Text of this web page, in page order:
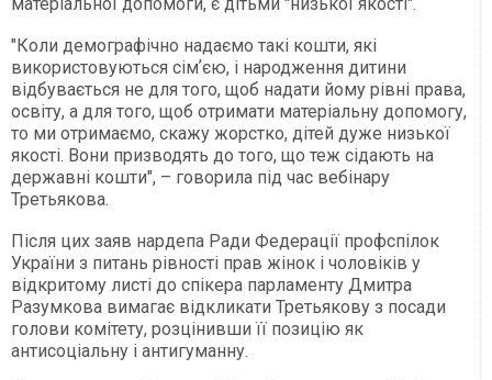
"Коли демографічно надаємо такі кошти, які
використовуються сімʼєю, і народження дитини
відбувається не для того, щоб надати йому рівні права,
освіту, а для того, щоб отримати матеріальну допомогу,
то ми отримаємо, скажу жорстко, дітей дуже низької
якості. Вони призводять до того, що теж сідають на
державні кошти", – говорила під час вебінару
Третьякова.
Після цих заяв нардепа Ради Федерації профспілок
України з питань рівності прав жінок і чоловіків у
відкритому листі до спікера парламенту Дмитра
Разумкова вимагає відкликати Третьякову з посади
голови комітету, розцінивши її позицію як
антисоціальну і антигуманну.